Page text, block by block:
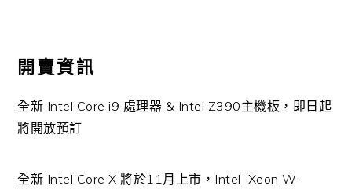
開賣資訊
全新 Intel Core i9 處理器 & Intel Z390主機板，即日起
將開放預訂
全新 Intel Core X 將於11月上市，Intel Xeon W-